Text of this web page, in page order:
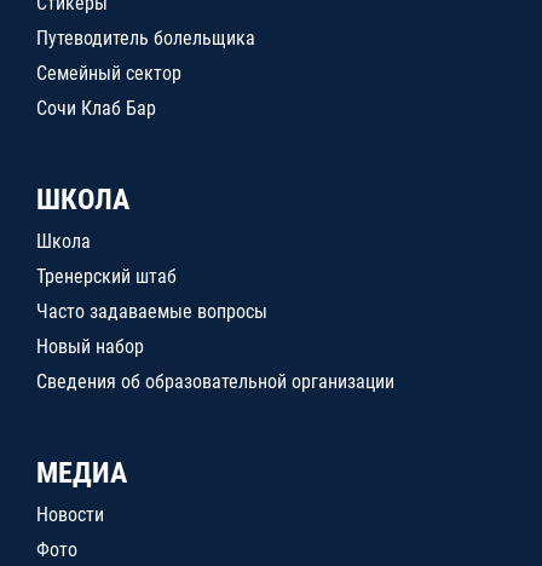
Путеводитель болельщика
Семейный сектор
Сочи Клаб Бар
ШКОЛА
Школа
Тренерский штаб
Часто задаваемые вопросы
Новый набор
Сведения об образовательной организации
МЕДИА
Новости
Фото